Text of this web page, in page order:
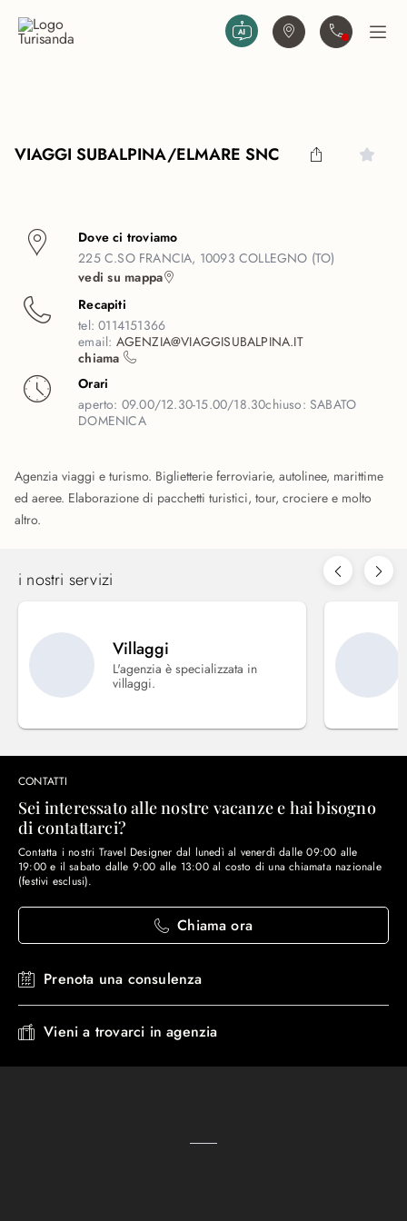
Trova agenziaContattaciApri
VIAGGI SUBALPINA/ELMARE SNC
Dove ci troviamo
225 C.SO FRANCIA, 10093 COLLEGNO (TO)
vedi su mappa
Recapiti
tel:0114151366
email: AGENZIA@VIAGGISUBALPINA.IT
chiama
Orari
aperto: 09.00/12.30-15.00/18.30chiuso:SABATO
DOMENICA
Agenzia viaggi e turismo. Biglietterie ferroviarie, autolinee, marittime
ed aeree. Elaborazione di pacchetti turistici, tour, crociere e molto
altro.
i nostri servizi
Villaggi
L'agenzia è specializzata in
villaggi.
CONTATTI
Sei interessato alle nostre vacanze e hai bisogno
di contattarci?
Contatta i nostri Travel Designer dal lunedì al venerdì dalle 09:00 alle
19:00 e il sabato dalle 9:00 alle 13:00 al costo di una chiamata nazionale
(festivi esclusi).
Chiama ora
Prenota una consulenza
Vieni a trovarci in agenzia